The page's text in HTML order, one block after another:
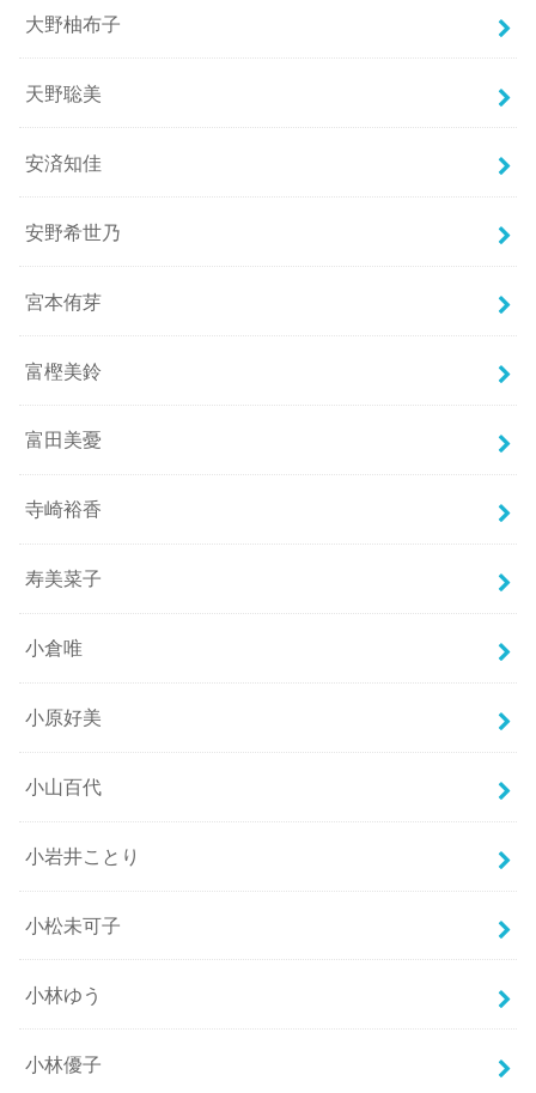
大野柚布子
天野聡美
安済知佳
安野希世乃
宮本侑芽
富樫美鈴
富田美憂
寺崎裕香
寿美菜子
小倉唯
小原好美
小山百代
小岩井ことり
小松未可子
小林ゆう
小林優子